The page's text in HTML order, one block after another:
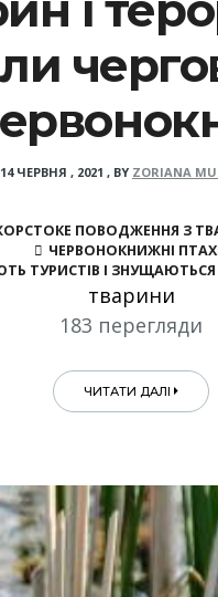
14 ЧЕРВНЯ , 2021 , BY ZORIANA
ПОВОДЖЕННЯ З
ЧЕРВОНОКНИЖНІ
ТУРИСТІВ І ЗНУЩАЮТЬСЯ
тварини
183 перегляди
ЧИТАТИ ДАЛІ